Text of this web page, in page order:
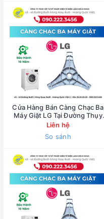
Cửa Hàng Bán Càng Chạc Ba
Máy Giặt LG Tại Đường Thụy
Khuê - 0902223456
Liên hệ
So sánh